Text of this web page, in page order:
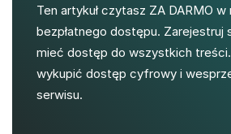
Ten artykuł czytasz ZA DARMO w
bezpłatnego dostępu. Zarejestruj
mieć dostęp do wszystkich
wykupić dostęp cyfrowy i
serwisu.